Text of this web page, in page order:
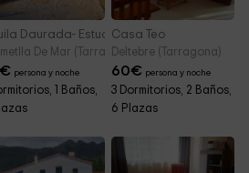
7 Daurada- Estudio
De Mar (Tarragona)
€ persona y noche
1 Baños,
Casa Teo
Deltebre (Tarragona)
60€ persona y noche
3 Dormitorios, 2 Baños,
6 Plazas